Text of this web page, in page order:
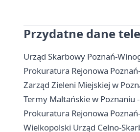
Przydatne dane
Urząd Skarbowy Poznań-
Prokuratura Rejonowa
Zarząd Zieleni Miejskiej w
Termy Maltańskie w Poznaniu
Prokuratura Rejonowa
Wielkopolski Urząd Celno-